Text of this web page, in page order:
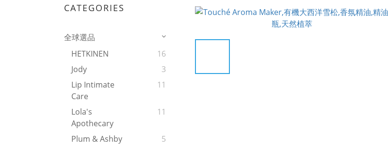
CATEGORIES
全球選品
HETKINEN
16
Jody
3
Lip Intimate
Care
11
Lola's
Apothecary
11
Plum & Ashby
5